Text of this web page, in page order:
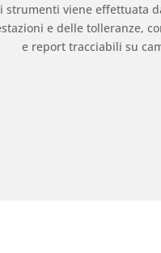
strumenti viene effettuata
e delle tolleranze,
e report tracciabili su